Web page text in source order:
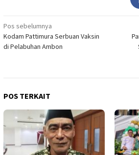
Navigasi
pos
Pos sebelumnya
Kodam Pattimura Serbuan Vaksin
di Pelabuhan Ambon
POS TERKAIT